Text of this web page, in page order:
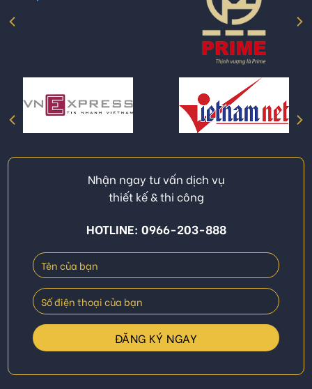
Nhận ngay tư vấn dịch vụ
thiết kế & thi công
HOTLINE: 0966-203-888